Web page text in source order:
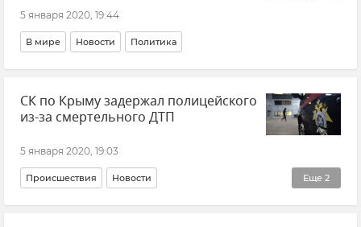
5 января 2020, 19:44
В мире Новости Политика
СК по Крыму задержал полицейского
из-за смертельного ДТП
5 января 2020, 19:03
Еще 2
Происшествия Новости
Ситуация на дорогах Крыма